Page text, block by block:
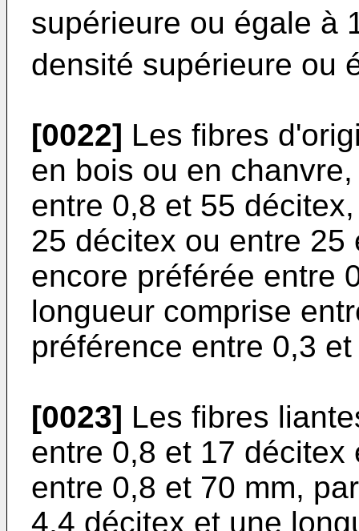
supérieure ou égale à
densité supérieure ou
[0022] Les fibres
en bois ou en
entre 0,8 et 55
25 décitex ou entre
encore préférée entre
longueur comprise
préférence entre 0,3
[0023] Les fibres
entre 0,8 et 17
entre 0,8 et 70 mm,
4,4 décitex et une